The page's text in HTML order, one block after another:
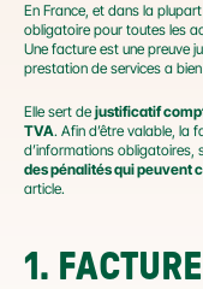
En France, et dans la
obligatoire pour toutes les
Une facture est une preuve
prestation de services a bien
Elle sert de justificatif
TVA. Afin d’être valable, la
d’informations obligatoires,
des pénalités qui peuvent
article.
1.